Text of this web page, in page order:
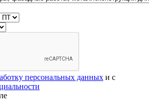
персональных данных и с